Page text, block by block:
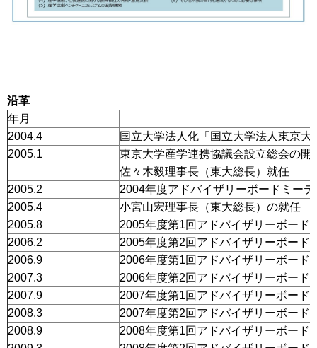
沿革
年月
2004.4
国立大学法人化「国立大学法人東京大
2005.1
東京大学産学連携協議会設立総会の開
佐々木毅理事長（東大総長）就任
2005.2
2004年度アドバイザリーボードミー
2005.4
小宮山宏理事長（東大総長）の就任
2005.8
2005年度第1回アドバイザリーボード
2006.2
2005年度第2回アドバイザリーボード
2006.9
2006年度第1回アドバイザリーボード
2007.3
2006年度第2回アドバイザリーボード
2007.9
2007年度第1回アドバイザリーボード
2008.3
2007年度第2回アドバイザリーボード
2008.9
2008年度第1回アドバイザリーボード